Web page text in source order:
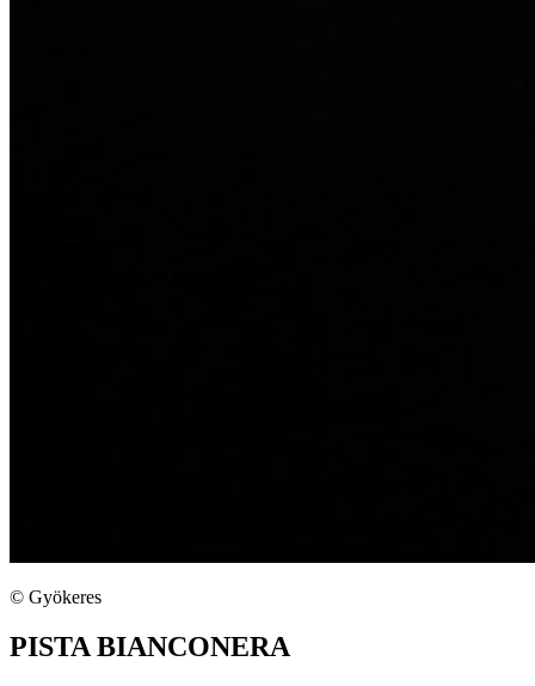
© Gyökeres
PISTA BIANCONERA